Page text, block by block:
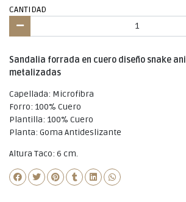
CANTIDAD
Sandalia forrada en cuero diseño snake
metalizadas
Capellada: Microfibra
Forro: 100% Cuero
Plantilla: 100% Cuero
Planta: Goma Antideslizante
Altura Taco: 6 cm.